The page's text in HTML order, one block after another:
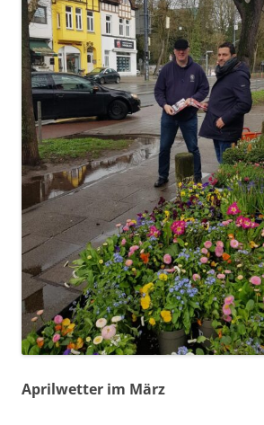
Aprilwetter im März